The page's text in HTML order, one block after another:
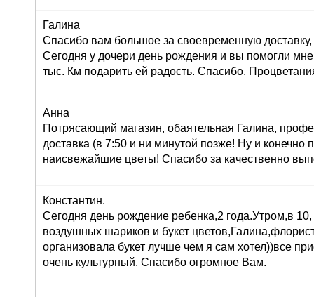
Галина
Спасибо вам большое за своевременную доставку,
Сегодня у дочери день рождения и вы помогли
тыс. Км подарить ей радость. Спасибо.
Анна
Потрясающий магазин, обаятельная Галина,
доставка (в 7:50 и ни минутой позже! Ну и конечно
наисвежайшие цветы! Спасибо за качественно
Константин.
Сегодня день рождение ребенка,2 года.Утром,в 10,
воздушных шариков и букет
организовала букет лучше чем я сам хотел))все
очень культурный. Спасибо огромное Вам.